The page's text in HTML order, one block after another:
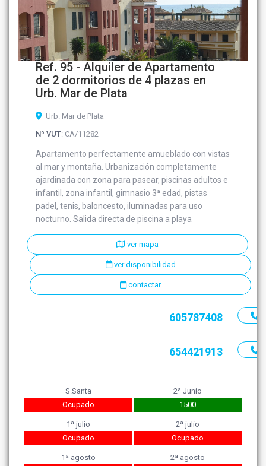
Ref. 95 - Alquiler de Apartamento
de 2 dormitorios de 4 plazas en
Urb. Mar de Plata
Urb. Mar de Plata
Nº VUT: CA/11282
Apartamento perfectamente amueblado con vistas
al mar y montaña. Urbanización completamente
ajardinada con zona para pasear, piscinas adultos e
infantil, zona infantil, gimnasio 3ª edad, pistas
padel, tenis, baloncesto, iluminadas para uso
nocturno. Salida directa de piscina a playa
ver mapa
ver disponibilidad
contactar
605787408
654421913
S.Santa
Ocupado
2ª Junio
1500
1ª julio
Ocupado
2ª julio
Ocupado
1ª agosto
2ª agosto